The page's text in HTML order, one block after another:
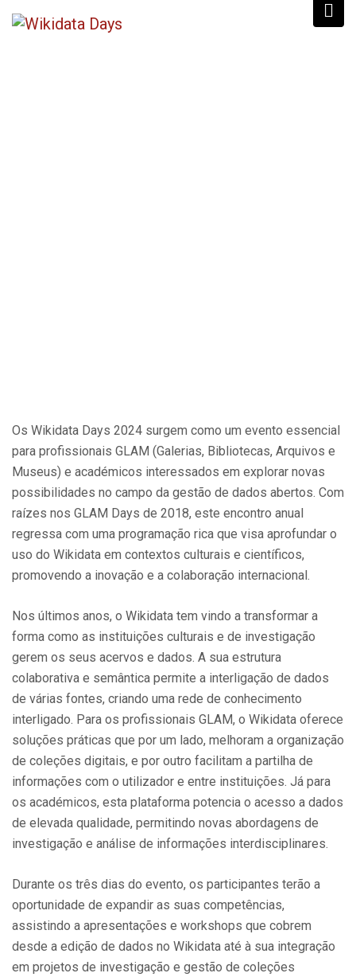
Os Wikidata Days 2024 surgem como um evento essencial
para profissionais GLAM (Galerias, Bibliotecas, Arquivos e
Museus) e académicos interessados em explorar novas
possibilidades no campo da gestão de dados abertos. Com
raízes nos GLAM Days de 2018, este encontro anual
regressa com uma programação rica que visa aprofundar o
uso do Wikidata em contextos culturais e científicos,
promovendo a inovação e a colaboração internacional.
Nos últimos anos, o Wikidata tem vindo a transformar a
forma como as instituições culturais e de investigação
gerem os seus acervos e dados. A sua estrutura
colaborativa e semântica permite a interligação de dados
de várias fontes, criando uma rede de conhecimento
interligado. Para os profissionais GLAM, o Wikidata oferece
soluções práticas que por um lado, melhoram a organização
de coleções digitais, e por outro facilitam a partilha de
informações com o utilizador e entre instituições. Já para
os académicos, esta plataforma potencia o acesso a dados
de elevada qualidade, permitindo novas abordagens de
investigação e análise de informações interdisciplinares.
Durante os três dias do evento, os participantes terão a
oportunidade de expandir as suas competências,
assistindo a apresentações e workshops que cobrem
desde a edição de dados no Wikidata até à sua integração
em projetos de investigação e gestão de coleções